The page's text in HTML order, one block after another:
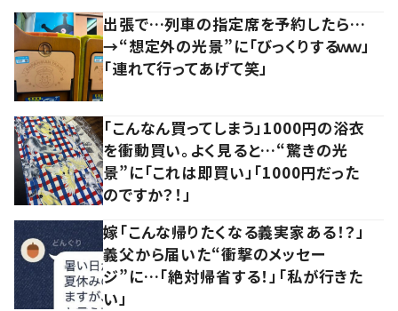
出張で…列車の指定席を予約したら…
→“想定外の光景”に「びっくりするｗｗ」
「連れて行ってあげて笑」
「こんなん買ってしまう」1000円の浴衣
を衝動買い。よく見ると…“驚きの光
景”に「これは即買い」「1000円だった
のですか？！」
嫁「こんな帰りたくなる義実家ある！？」
義父から届いた“衝撃のメッセー
ジ”に…「絶対帰省する！」「私が行きた
い」